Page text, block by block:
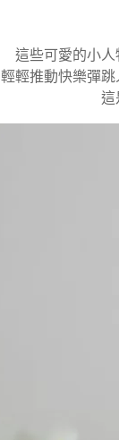
這些可愛的小人
輕輕推動快樂彈
這